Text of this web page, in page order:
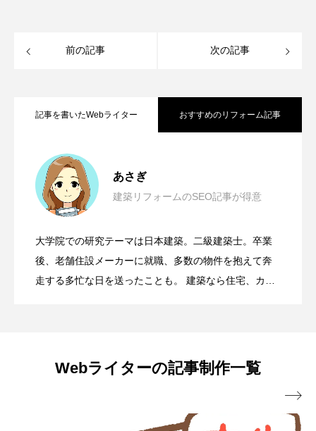
前の記事 次の記事
記事を書いたWebライター おすすめのリフォーム記事
あさぎ
建築リフォームのSEO記事が得意
大学院での研究テーマは日本建築。二級建築士。卒業
後、老舗住設メーカーに就職、多数の物件を抱えて奔
走する多忙な日を送ったことも。 建築なら住宅、カフ
2024.07.27
2024.11.26
ゆるやかに空間を分ける間仕切り建具
2024.09.06
トドアを楽しみ、土木の仕事で働く
Webライターの記事制作一覧
